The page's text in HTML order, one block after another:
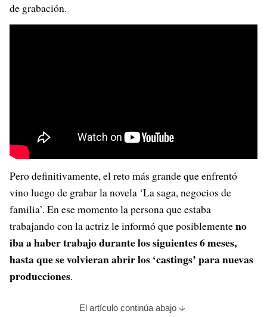
de grabación.
Pero definitivamente, el reto más grande que enfrentó
vino luego de grabar la novela ‘La saga, negocios de
familia’. En ese momento la persona que estaba
trabajando con la actriz le informó que posiblementeno
iba a haber trabajo durante los siguientes 6 meses,
hasta que se volvieran abrir los ‘castings’ para nuevas
producciones.
El artículo continúa abajo